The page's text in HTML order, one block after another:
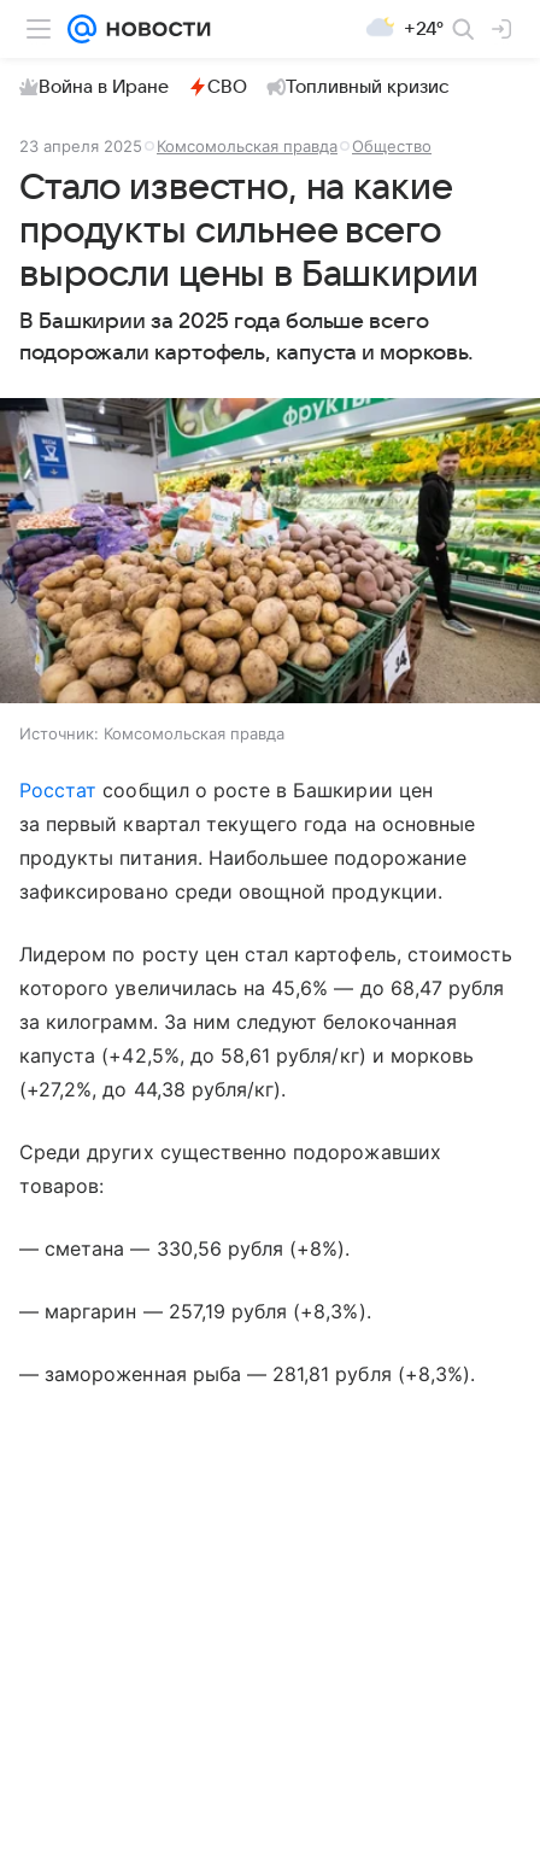
+24°
Война в Иране СВО Топливный кризис
23 апреля 2025 Комсомольская правда Общество
Стало известно, на какие
продукты сильнее всего
выросли цены в Башкирии
В Башкирии за 2025 года больше всего
подорожали картофель, капуста и морковь.
Источник: Комсомольская правда
Росстат сообщил о росте в Башкирии цен
за первый квартал текущего года на основные
продукты питания. Наибольшее подорожание
зафиксировано среди овощной продукции.
Лидером по росту цен стал картофель, стоимость
которого увеличилась на 45,6% — до 68,47 рубля
за килограмм. За ним следуют белокочанная
капуста (+42,5%, до 58,61 рубля/кг) и морковь
(+27,2%, до 44,38 рубля/кг).
Среди других существенно подорожавших
товаров:
— сметана — 330,56 рубля (+8%).
— маргарин — 257,19 рубля (+8,3%).
— замороженная рыба — 281,81 рубля (+8,3%).